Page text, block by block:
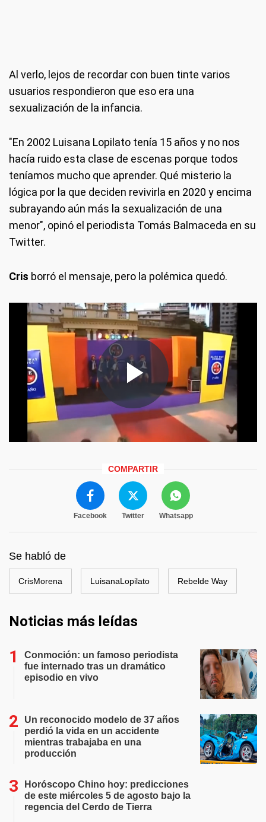
Al verlo, lejos de recordar con buen tinte varios
usuarios respondieron que eso era una
sexualización de la infancia.
"En 2002 Luisana Lopilato tenía 15 años y no nos
hacía ruido esta clase de escenas porque todos
teníamos mucho que aprender. Qué misterio la
lógica por la que deciden revivirla en 2020 y encima
subrayando aún más la sexualización de una
menor", opinó el periodista Tomás Balmaceda en su
Twitter.
Cris borró el mensaje, pero la polémica quedó.
COMPARTIR
Facebook Twitter Whatsapp
Se habló de
CrisMorena LuisanaLopilato Rebelde Way
Noticias más leídas
Conmoción: un famoso periodista
fue internado tras un dramático
episodio en vivo
Un reconocido modelo de 37 años
perdió la vida en un accidente
mientras trabajaba en una
producción
Horóscopo Chino hoy: predicciones
de este miércoles 5 de agosto bajo la
regencia del Cerdo de Tierra